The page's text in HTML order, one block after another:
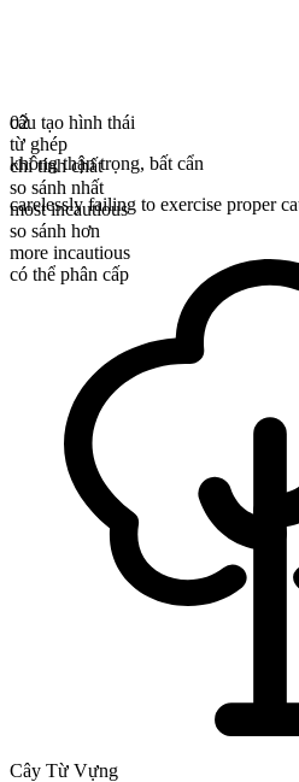
cấu tạo hình thái
từ ghép
chỉ tính chất
so sánh nhất
most incautious
so sánh hơn
more incautious
có thể phân cấp
02
không thận trọng, bất cẩn
carelessly failing to exercise proper
Cây Từ Vựng